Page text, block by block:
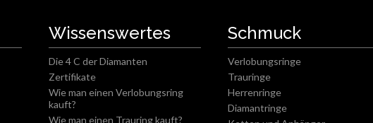
Wissenswertes
Die 4 C der Diamanten
Zertifikate
Wie man einen Verlobungsring
kauft?
Wie man einen Trauring kauft?
Schmuck
Verlobungsringe
Trauringe
Herrenringe
Diamantringe